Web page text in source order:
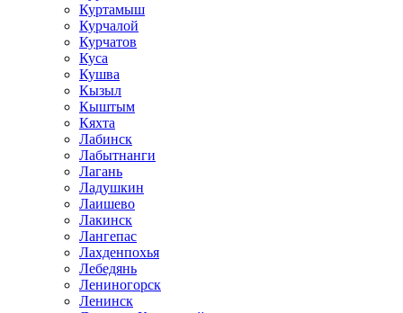
Куртамыш
Курчалой
Курчатов
Куса
Кушва
Кызыл
Кыштым
Кяхта
Лабинск
Лабытнанги
Лагань
Ладушкин
Лаишево
Лакинск
Лангепас
Лахденпохья
Лебедянь
Лениногорск
Ленинск